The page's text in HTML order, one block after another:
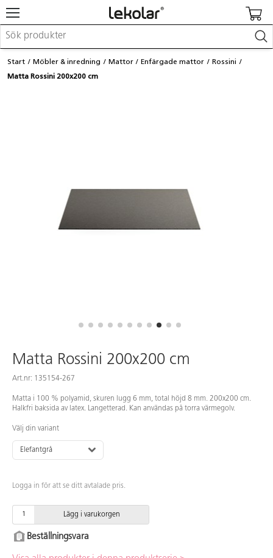
Möbler & inredning
Lekplatsutrustning & utemiljö
Hitta din säljare
Kontakta Lekolar
Start Möbler & inredning Mattor Enfärgade mattor
Rossini
Matta Rossini 200x200 cm
Matta Rossini 200x200 cm
Art.nr: 135154-267
Matta i 100 % polyamid, skuren lugg 6 mm, total höjd 8 mm. 200x200 cm.
Halkfri baksida av latex. Langetterad. Kan användas på torra värmegolv.
Välj din variant
Elefantgrå
Logga in för att se ditt avtalade pris.
Lägg i varukorgen
Beställningsvara